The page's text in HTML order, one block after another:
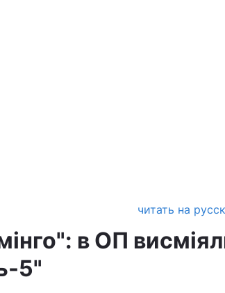
читать на
в ОП
5"